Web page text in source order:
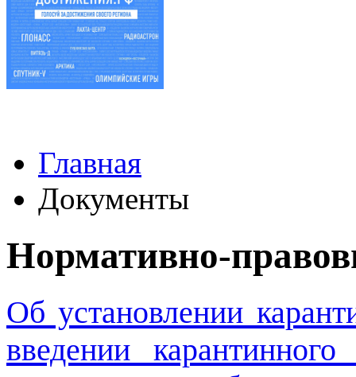
Главная
Документы
Нормативно-
Об установлении
введении